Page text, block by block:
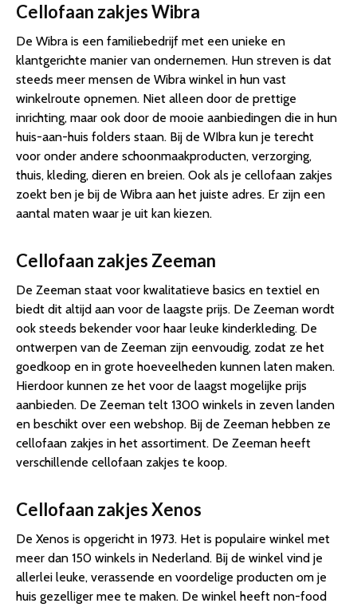
Cellofaan zakjes Wibra
De Wibra is een familiebedrijf met een unieke en
klantgerichte manier van ondernemen. Hun streven is dat
steeds meer mensen de Wibra winkel in hun vast
winkelroute opnemen. Niet alleen door de prettige
inrichting, maar ook door de mooie aanbiedingen die in hun
huis-aan-huis folders staan. Bij de WIbra kun je terecht
voor onder andere schoonmaakproducten, verzorging,
thuis, kleding, dieren en breien. Ook als je cellofaan zakjes
zoekt ben je bij de Wibra aan het juiste adres. Er zijn een
aantal maten waar je uit kan kiezen.
Cellofaan zakjes Zeeman
De Zeeman staat voor kwalitatieve basics en textiel en
biedt dit altijd aan voor de laagste prijs. De Zeeman wordt
ook steeds bekender voor haar leuke kinderkleding. De
ontwerpen van de Zeeman zijn eenvoudig, zodat ze het
goedkoop en in grote hoeveelheden kunnen laten maken.
Hierdoor kunnen ze het voor de laagst mogelijke prijs
aanbieden. De Zeeman telt 1300 winkels in zeven landen
en beschikt over een webshop. Bij de Zeeman hebben ze
cellofaan zakjes in het assortiment. De Zeeman heeft
verschillende cellofaan zakjes te koop.
Cellofaan zakjes Xenos
De Xenos is opgericht in 1973. Het is populaire winkel met
meer dan 150 winkels in Nederland. Bij de winkel vind je
allerlei leuke, verassende en voordelige producten om je
huis gezelliger mee te maken. De winkel heeft non-food